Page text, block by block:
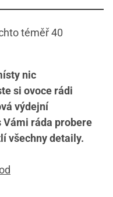
téměř 40
nic
si ovoce rádi
výdejní
Vámi ráda probere
všechny detaily.